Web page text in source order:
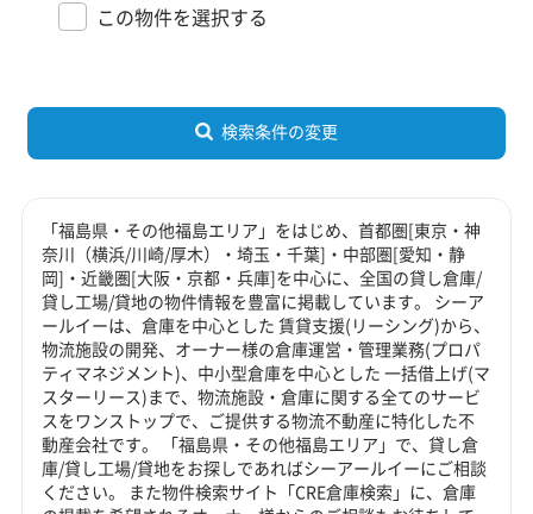
この物件を選択する
検索条件の変更
「福島県・その他福島エリア」をはじめ、首都圏[東京・神
奈川（横浜/川崎/厚木）・埼玉・千葉]・中部圏[愛知・静
岡]・近畿圏[大阪・京都・兵庫]を中心に、全国の貸し倉庫/
貸し工場/貸地の物件情報を豊富に掲載しています。 シーア
ールイーは、倉庫を中心とした 賃貸支援(リーシング)から、
物流施設の開発、オーナー様の倉庫運営・管理業務(プロパ
ティマネジメント)、中小型倉庫を中心とした 一括借上げ(マ
スターリース)まで、物流施設・倉庫に関する全てのサービ
スをワンストップで、ご提供する物流不動産に特化した不
動産会社です。 「福島県・その他福島エリア」で、貸し倉
庫/貸し工場/貸地をお探しであればシーアールイーにご相談
ください。 また物件検索サイト「CRE倉庫検索」に、倉庫